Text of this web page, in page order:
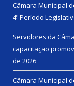
Câmara Municipal
4º Período
Servidores da
capacitação
de 2026
Câmara Municipal